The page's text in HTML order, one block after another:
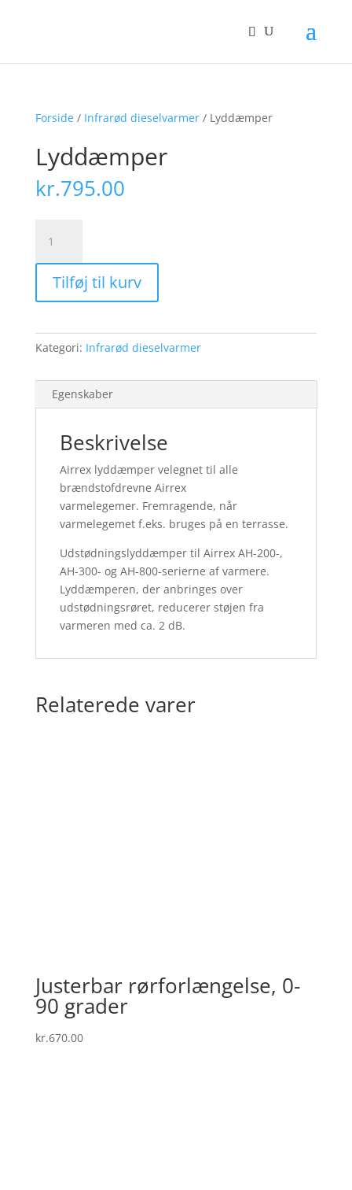
Forside/ Infrarød dieselvarmer/ Lyddæmper
Lyddæmper
kr.795.00
antal
Tilføj til kurv
Kategori: Infrarød dieselvarmer
Egenskaber
Beskrivelse
Airrex lyddæmper velegnet til alle
brændstofdrevne Airrex
varmelegemer. Fremragende, når
varmelegemet f.eks. bruges på en terrasse.
Udstødningslyddæmper til Airrex AH-200-,
AH-300- og AH-800-serierne af varmere.
Lyddæmperen, der anbringes over
udstødningsrøret, reducerer støjen fra
varmeren med ca. 2 dB.
Relaterede varer
Justerbar rørforlængelse, 0-
90 grader
kr.670.00